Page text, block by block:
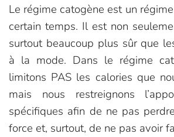
Le régime catogène est un
certain temps. Il est non
surtout beaucoup plus sûr que
à la mode. Dans le régime
limitons PAS les calories que
mais nous restreignons
spécifiques afin de ne pas
force et, surtout, de ne pas avoir